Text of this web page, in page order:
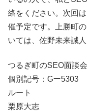
絡をください。次回
催予定です。上勝町
いては、佐野未来誠
つるぎ町のSEO面談
個別記号：Gー5303
ルート
栗原大志